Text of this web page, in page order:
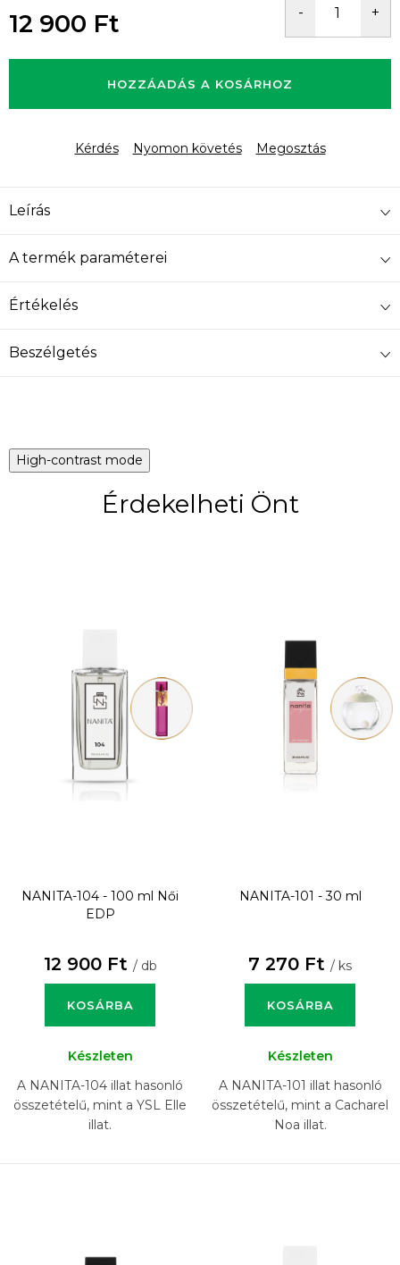
12 900 Ft
HOZZÁADÁS A KOSÁRHOZ
Kérdés Nyomon követés Megosztás
Leírás
A termék paraméterei
Értékelés
Beszélgetés
High-contrast mode
Érdekelheti Önt
NANITA-104 - 100 ml
Női
EDP
12 900 Ft / db
KOSÁRBA
Készleten
A NANITA-104 illat hasonló
összetételű, mint a YSL Elle
illat.
NANITA-101 - 30 ml
7 270 Ft / ks
KOSÁRBA
Készleten
A NANITA-101 illat hasonló
összetételű, mint a Cacharel
Noa illat.